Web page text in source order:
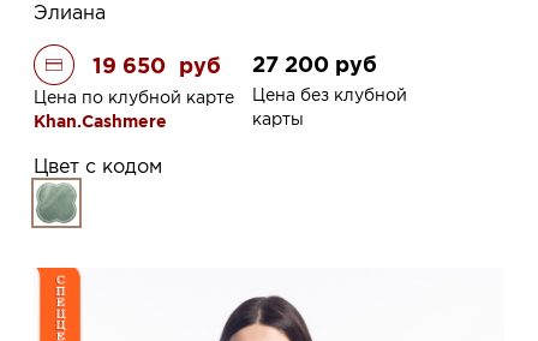
Элиана
19 650 руб
Цена по клубной карте
Khan.Cashmere
27 200 руб
Цена без клубной
карты
Цвет с кодом